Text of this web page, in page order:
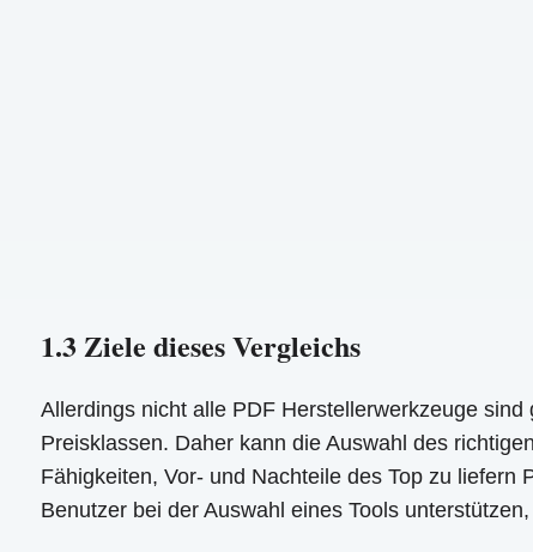
1.3 Ziele dieses Vergleichs
Allerdings nicht alle PDF Herstellerwerkzeuge
Preisklassen. Daher kann die Auswahl des
Fähigkeiten, Vor- und Nachteile des Top zu
Benutzer bei der Auswahl eines Tools